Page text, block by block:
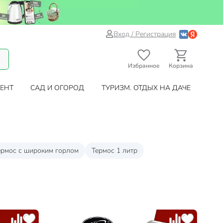
Вход / Регистрация
Избранное Корзина
САД И ОГОРОД ТУРИЗМ. ОТДЫХ НА ДАЧЕ
с широким горлом
Термос 1 литр